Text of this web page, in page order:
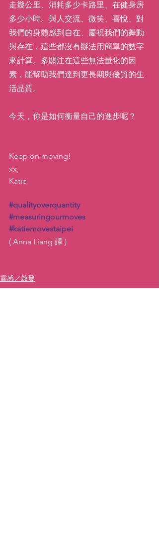
走幾公里、消耗多少卡路里、在健身房
多少小時。與人交流、微笑、喜悅、對
我們的身體感到自在、慶祝我們的舞動
與存在，這些都沒有辦法用簡單的數字
來計算。多關注在這些無法量化的因
素，能幫助我們達到更長期與優質的生
活品質。
今天，你是如何衡量自己的進步呢？
Keep on moving!
xx,
Katie
#qualityoverquantity
#measuringourmoves
#katiemovestaipei
( Anna Liang 譯 )
靈感／啟發